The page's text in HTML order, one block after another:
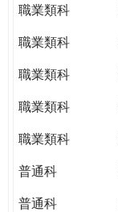
職業類科
職業類科
職業類科
職業類科
職業類科
普通科
普通科